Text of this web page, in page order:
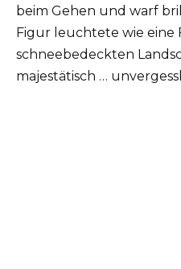
beim Gehen und warf
Figur leuchtete wie eine
schneebedeckten
majestätisch …